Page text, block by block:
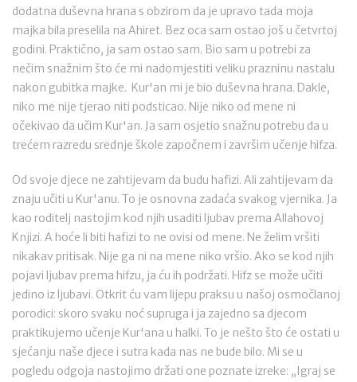
dodatna duševna hrana s obzirom da je upravo tada moja
majka bila preselila na Ahiret. Bez oca sam ostao još u četvrtoj
godini. Praktično, ja sam ostao sam. Bio sam u potrebi za
nečim snažnim što će mi nadomjestiti veliku prazninu nastalu
nakon gubitka majke. Kur'an mi je bio duševna hrana. Dakle,
niko me nije tjerao niti podsticao. Nije niko od mene ni
očekivao da učim Kur'an. Ja sam osjetio snažnu potrebu da u
trećem razredu srednje škole započnem i završim učenje hifza.
Od svoje djece ne zahtijevam da budu hafizi. Ali zahtijevam da
znaju učiti u Kur'anu. To je osnovna zadaća svakog vjernika. Ja
kao roditelj nastojim kod njih usaditi ljubav prema Allahovoj
Knjizi. A hoće li biti hafizi to ne ovisi od mene. Ne želim vršiti
nikakav pritisak. Nije ga ni na mene niko vršio. Ako se kod njih
pojavi ljubav prema hifzu, ja ću ih podržati. Hifz se može učiti
jedino iz ljubavi. Otkrit ću vam lijepu praksu u našoj osmočlanoj
porodici: skoro svaku noć supruga i ja zajedno sa djecom
praktikujemo učenje Kur'ana u halki. To je nešto što će ostati u
sjećanju naše djece i sutra kada nas ne bude bilo. Mi se u
pogledu odgoja nastojimo držati one poznate izreke: „Igraj se